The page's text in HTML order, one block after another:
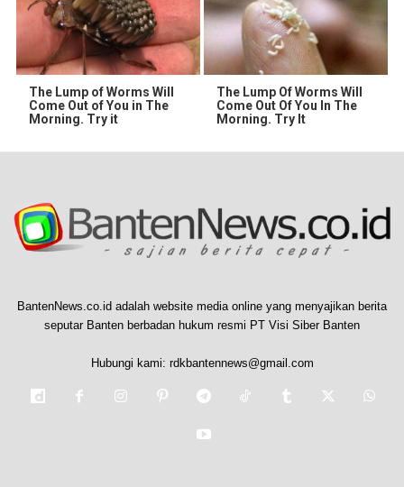
The Lump of Worms Will
Come Out of You in The
Morning. Try it
The Lump Of Worms Will
Come Out Of You In The
Morning. Try It
BantenNews.co.id adalah website media online yang menyajikan berita
seputar Banten berbadan hukum resmi PT Visi Siber Banten
Hubungi kami: rdkbantennews@gmail.com